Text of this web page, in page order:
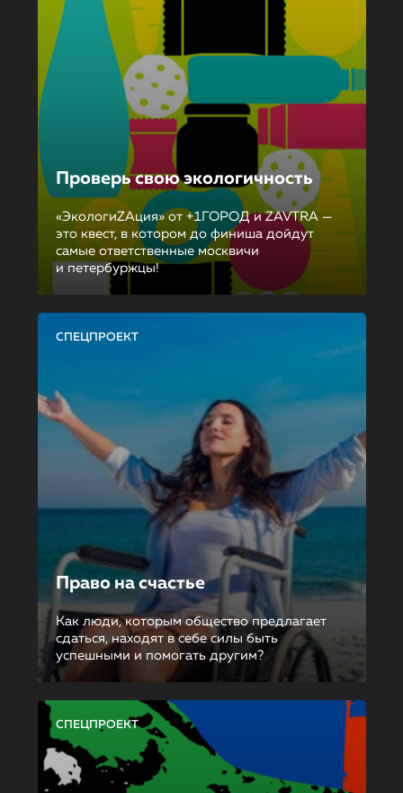
Проверь свою экологичность
«ЭкологиZAция» от +1ГОРОД и ZAVTRA —
это квест, в котором до финиша дойдут
самые ответственные москвичи
и петербуржцы!
СПЕЦПРОЕКТ
Право на счастье
Как люди, которым общество предлагает
сдаться, находят в себе силы быть
успешными и помогать другим?
СПЕЦПРОЕКТ